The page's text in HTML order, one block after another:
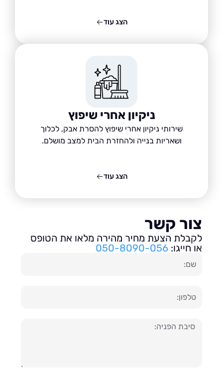
ניקיון אחרי שיפוץ
שירותי ניקיון אחרי שיפוץ להסרת אבק, לכלוך
ושאריות בנייה ולהחזרת הבית למצב מושלם.
קשר
הצעת מחיר מהירה מלאו את הטופס
חייגו:050-8090-056